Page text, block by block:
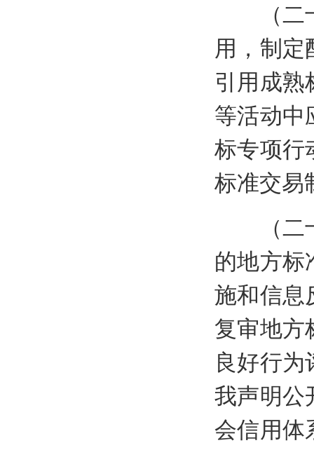
（二十
用，制定
引用成熟
等活动中
标专项行
标准交易
（二十
的地方标
施和信息
复审地方
良好行
我声明公
会信用体